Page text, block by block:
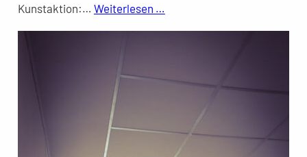
Kunstaktion:… Weiterlesen …